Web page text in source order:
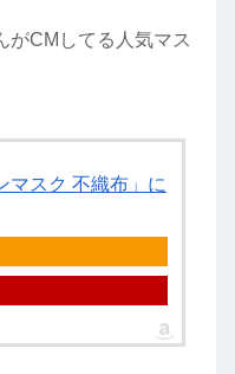
がCMしてる人気マス
マスク 不織布」に